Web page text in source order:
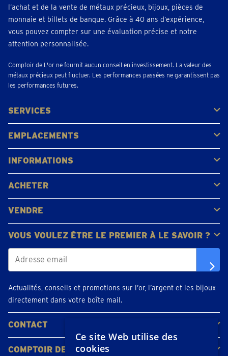
l’achat et de la vente de métaux précieux, bijoux, pièces de
monnaie et billets de banque. Grâce à 40 ans d’expérience,
vous pouvez compter sur une évaluation précise et notre
attention personnalisée.
Comptoir de L'or ne fournit aucun conseil en investissement. La valeur des
métaux précieux peut fluctuer. Les performances passées ne garantissent pas
les performances futures.
SERVICES
Acheter
Vendre
Vente aux enchères
EMPLACEMENTS
Gerpinnes
Liège
Namur
Waterloo
Woluwe-Saint-Lambert
Voir tous les emplacements
INFORMATIONS
FAQ
Avis clients
ACHETER
Acheter de l'or
Acheter des pièces
Acheter de l'argent
VENDRE
Bijoux en or
Pièces d'or
Lingots d'or
VOUS VOULEZ ÊTRE LE PREMIER À LE SAVOIR ?
Actualités, conseils et promotions sur l’or, l’argent et les bijoux
directement dans votre boîte mail.
CONTACT
Contacter
Planifiez votre rendez-vous
Emplacements
COMPTOIR DE L'OR
Ce site Web utilise des
cookies